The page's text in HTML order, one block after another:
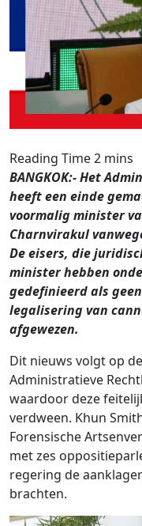
BANGKOK:- Het
heeft een einde
voormalig minister
Charnvirakul
De eisers, die
minister hebben
gedefinieerd als
legalisering van
afgewezen.
Dit nieuws volgt op
Administratieve
waardoor deze
verdween. Khun
Forensische
met zes
regering de
brachten.